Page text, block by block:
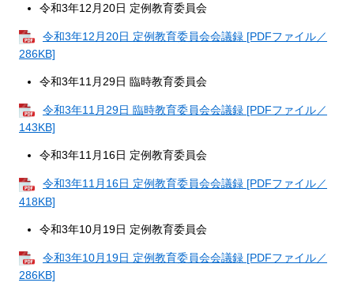
令和3年12月20日 定例教育委員会
令和3年12月20日 定例教育委員会会議録 [PDFファイル／
286KB]
令和3年11月29日 臨時教育委員会
令和3年11月29日 臨時教育委員会会議録 [PDFファイル／
143KB]
令和3年11月16日 定例教育委員会
令和3年11月16日 定例教育委員会会議録 [PDFファイル／
418KB]
令和3年10月19日 定例教育委員会
令和3年10月19日 定例教育委員会会議録 [PDFファイル／
286KB]